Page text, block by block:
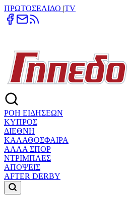
ΠΡΩΤΟΣΕΛΙΔΟ |TV
ΡΟΗ ΕΙΔΗΣΕΩΝ
ΚΥΠΡΟΣ
ΔΙΕΘΝΗ
ΚΑΛΑΘΟΣΦΑΙΡΑ
ΑΛΛΑ ΣΠΟΡ
ΝΤΡΙΜΠΛΕΣ
ΑΠΟΨΕΙΣ
AFTER DERBY